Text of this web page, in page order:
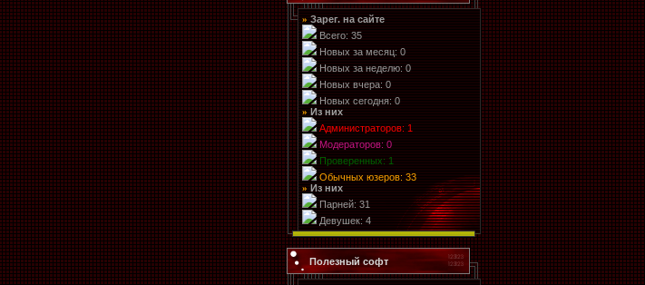
» Зарег. на сайте
Всего: 35
Новых за месяц: 0
Новых за неделю: 0
Новых вчера: 0
Новых сегодня: 0
» Из них
Администраторов: 1
Модераторов: 0
Проверенных: 1
Обычных юзеров: 33
» Из них
Парней: 31
Девушек: 4
Полезный софт